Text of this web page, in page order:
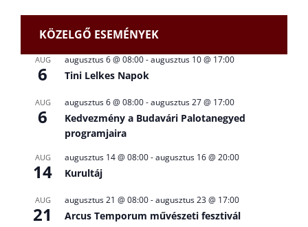
KÖZELGŐ ESEMÉNYEK
AUG
6
augusztus 6 @ 08:00-augusztus 10 @ 17:00
Tini Lelkes Napok
AUG
6
augusztus 6 @ 08:00-augusztus 27 @ 17:00
Kedvezmény a Budavári Palotanegyed
programjaira
AUG
14
augusztus 14 @ 08:00-augusztus 16 @ 20:00
Kurultáj
AUG
21
augusztus 21 @ 08:00-augusztus 23 @ 17:00
Arcus Temporum művészeti fesztivál